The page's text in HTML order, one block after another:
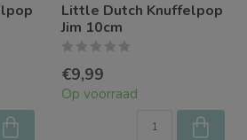
Little Dutch Knuffelpop
Jim 10cm
€9,99
Op voorraad